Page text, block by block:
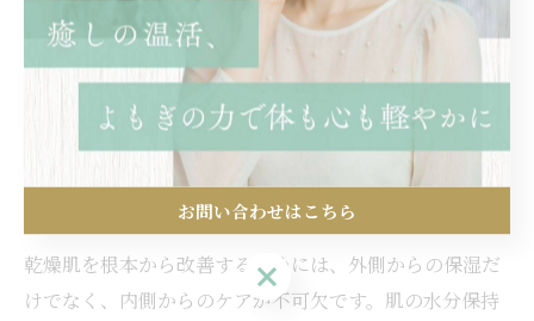
内側ケアが導く乾燥肌対策の新
常識
乾燥肌改善は内側からのケアが決め手
乾燥肌を根本から改善するためには、外側からの保湿だ
けでなく、内側からのケアが不可欠です。肌の水分保持
お問い合わせはこちら
お問い合わせはこちら